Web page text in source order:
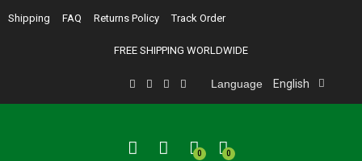
Shipping FAQ Returns Policy Track Order
FREE SHIPPING WORLDWIDE
Language English
0
0